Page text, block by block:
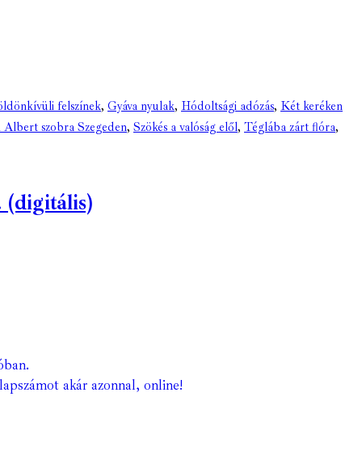
felszínek, Gyáva nyulak, Hódoltsági adózás, Két keréken
szobra Szegeden, Szökés a valóság elől, Téglába zárt flóra,
(digitális)
akár azonnal, online!